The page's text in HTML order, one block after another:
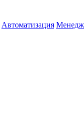
Автоматизация